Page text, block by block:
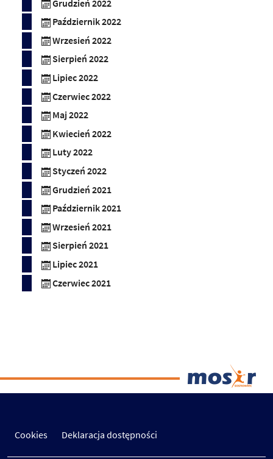
Grudzień 2022
Październik 2022
Wrzesień 2022
Sierpień 2022
Lipiec 2022
Czerwiec 2022
Maj 2022
Kwiecień 2022
Luty 2022
Styczeń 2022
Grudzień 2021
Październik 2021
Wrzesień 2021
Sierpień 2021
Lipiec 2021
Czerwiec 2021
Cookies Deklaracja dostępności